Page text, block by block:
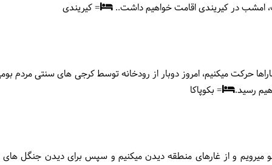
امشب در کیریندی اقامت خواهیم داشت..
= کیریندی
حرکت میکنیم، امروز دوبار از رودخانه توسط کرجی های سنتی مردم
رسید.
= بکوپاکا
میرویم و از غارهای منطقه دیدن میکنیم و سپس برای دیدن جنگل